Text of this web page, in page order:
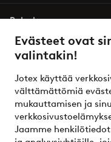
Evästeet ovat
valintakin!
Jotex käyttää
välttämättömiä
mukauttamisen ja
Jaamme
Palvelumme
Ehdot
Ystävät